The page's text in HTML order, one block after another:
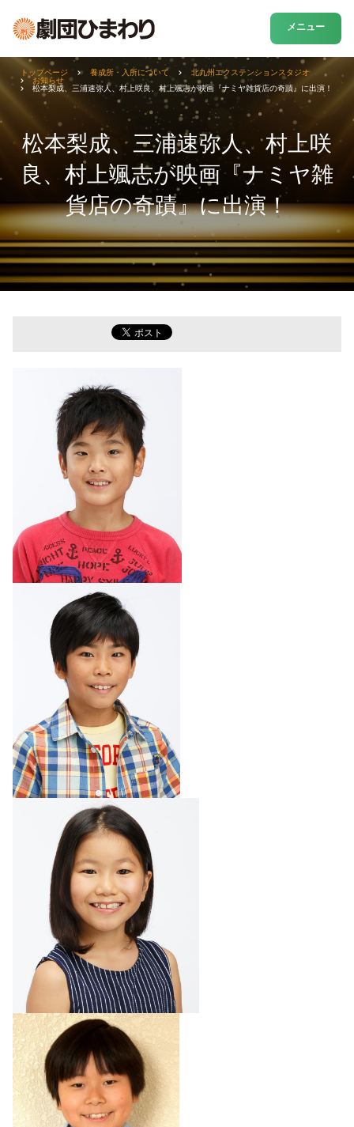
メニュー
松本梨成、三浦速弥人、村上咲
良、村上颯志が映画『ナミヤ雑
貨店の奇蹟』に出演！
トップページ 養成所・入所について
北九州エクステンションスタジオ
お知らせ
松本梨成、三浦速弥人、村上咲良、村上颯志が映画『ナミヤ雑貨店の奇蹟』に出演！